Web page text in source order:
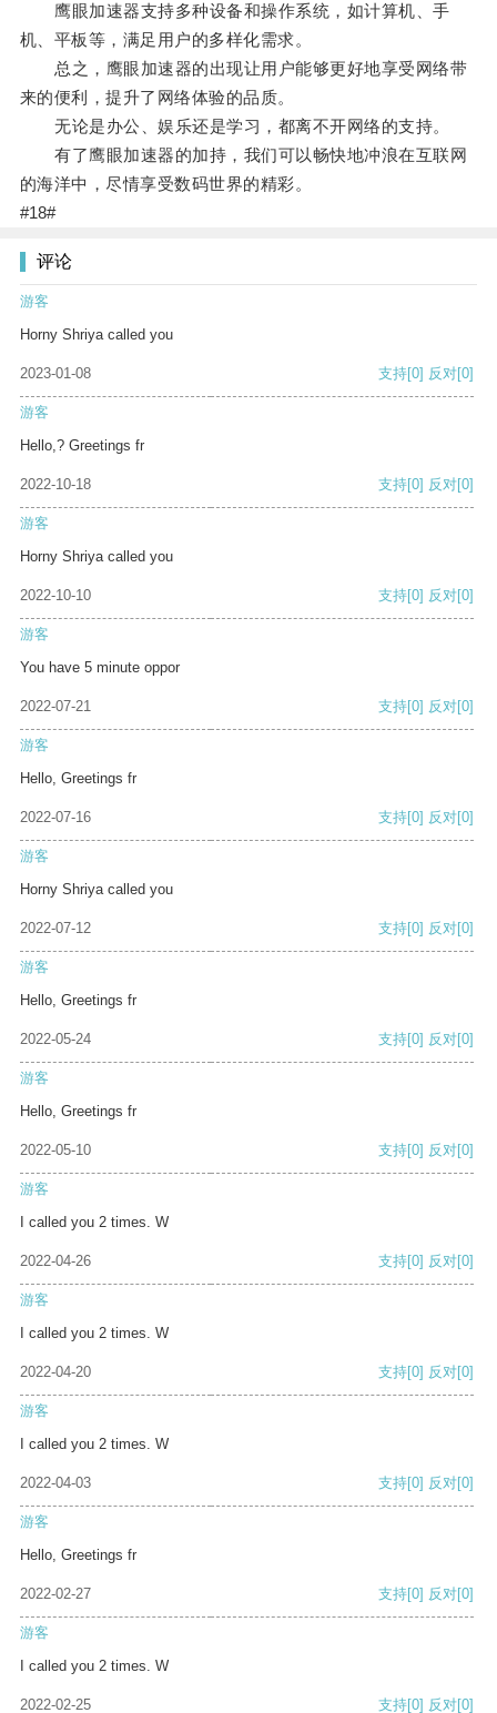
鹰眼加速器支持多种设备和操作系统，如计算机、手
机、平板等，满足用户的多样化需求。
总之，鹰眼加速器的出现让用户能够更好地享受网络带
来的便利，提升了网络体验的品质。
无论是办公、娱乐还是学习，都离不开网络的支持。
有了鹰眼加速器的加持，我们可以畅快地冲浪在互联网
的海洋中，尽情享受数码世界的精彩。
#18#
评论
游客
Horny Shriya called you
2023-01-08 支持[0] 反对[0]
游客
Hello,? Greetings fr
2022-10-18 支持[0] 反对[0]
游客
Horny Shriya called you
2022-10-10 支持[0] 反对[0]
游客
You have 5 minute oppor
2022-07-21 支持[0] 反对[0]
游客
Hello, Greetings fr
2022-07-16 支持[0] 反对[0]
游客
Horny Shriya called you
2022-07-12 支持[0] 反对[0]
游客
Hello, Greetings fr
2022-05-24 支持[0] 反对[0]
游客
Hello, Greetings fr
2022-05-10 支持[0] 反对[0]
游客
I called you 2 times. W
2022-04-26 支持[0] 反对[0]
游客
I called you 2 times. W
2022-04-20 支持[0] 反对[0]
游客
I called you 2 times. W
2022-04-03 支持[0] 反对[0]
游客
Hello, Greetings fr
2022-02-27 支持[0] 反对[0]
游客
I called you 2 times. W
2022-02-25 支持[0] 反对[0]